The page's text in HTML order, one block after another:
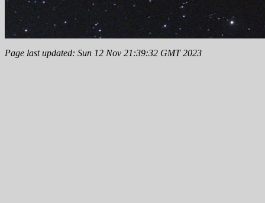
Page last updated: Sun 12 Nov 21:39:32 GMT 2023